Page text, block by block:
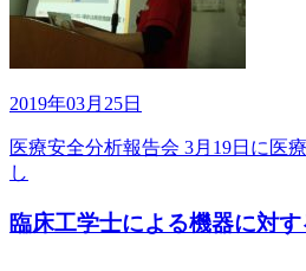
2019年03月25日
医療安全分析報告会 3月19日に医
し
臨床工学士による機器に対